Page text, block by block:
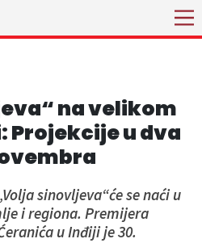
na velikom
Projekcije u dva
sinovljeva“će se naći u
i regiona. Premijera
u Inđiji je 30.